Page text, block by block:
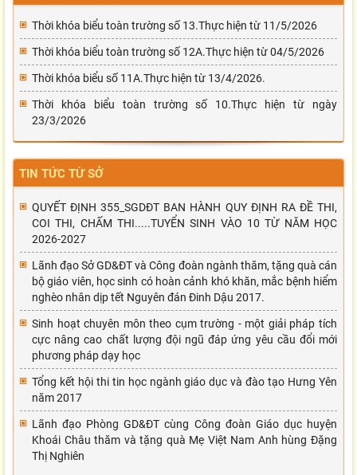
Thời khóa biểu toàn trường số 13.Thực hiện từ 11/5/2026
Thời khóa biểu toàn trường số 12A.Thực hiện từ 04/5/2026
Thời khóa biểu số 11A.Thực hiện từ 13/4/2026.
Thời khóa biểu toàn trường số 10.Thực hiện từ ngày
23/3/2026
TIN TỨC TỪ SỞ
QUYẾT ĐỊNH 355_SGDĐT BAN HÀNH QUY ĐỊNH RA ĐỀ THI,
COI THI, CHẤM THI.....TUYỂN SINH VÀO 10 TỪ NĂM HỌC
2026-2027
Lãnh đạo Sở GD&ĐT và Công đoàn ngành thăm, tặng quà cán
bộ giáo viên, học sinh có hoàn cảnh khó khăn, mắc bệnh hiểm
nghèo nhân dịp tết Nguyên đán Đinh Dậu 2017.
Sinh hoạt chuyên môn theo cụm trường - một giải pháp tích
cực nâng cao chất lượng đội ngũ đáp ứng yêu cầu đổi mới
phương pháp dạy học
Tổng kết hội thi tin học ngành giáo dục và đào tạo Hưng Yên
năm 2017
Lãnh đạo Phòng GD&ĐT cùng Công đoàn Giáo dục huyện
Khoái Châu thăm và tặng quà Mẹ Việt Nam Anh hùng Đặng
Thị Nghiên